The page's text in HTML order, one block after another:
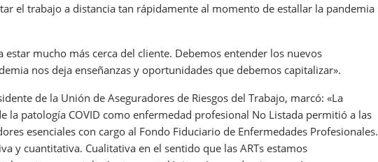
el trabajo a distancia tan rápidamente al momento de estallar la pandemia
estar mucho más cerca del cliente. Debemos entender los nuevos
nos deja enseñanzas y oportunidades que debemos capitalizar».
de la Unión de Aseguradores de Riesgos del Trabajo, marcó: «La
la patología COVID como enfermedad profesional No Listada permitió a las
esenciales con cargo al Fondo Fiduciario de Enfermedades Profesionales.
y cuantitativa. Cualitativa en el sentido que las ARTs estamos